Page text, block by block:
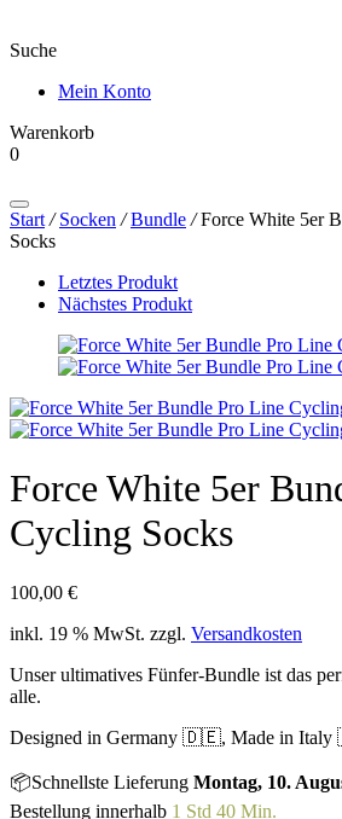
Suche
Mein Konto
Warenkorb
0
search
Start / Socken / Bundle /Force White 5er
Socks
Letztes Produkt
Nächstes Produkt
Force White 5er
Cycling Socks
100,00 €
inkl. 19 % MwSt. zzgl. Versandkosten
Unser ultimatives Fünfer-Bundle ist das
alle.
Designed in Germany 🇩🇪, Made in
📦Schnellste Lieferung Montag, 10.
Bestellung innerhalb 1 Std 40 Min.